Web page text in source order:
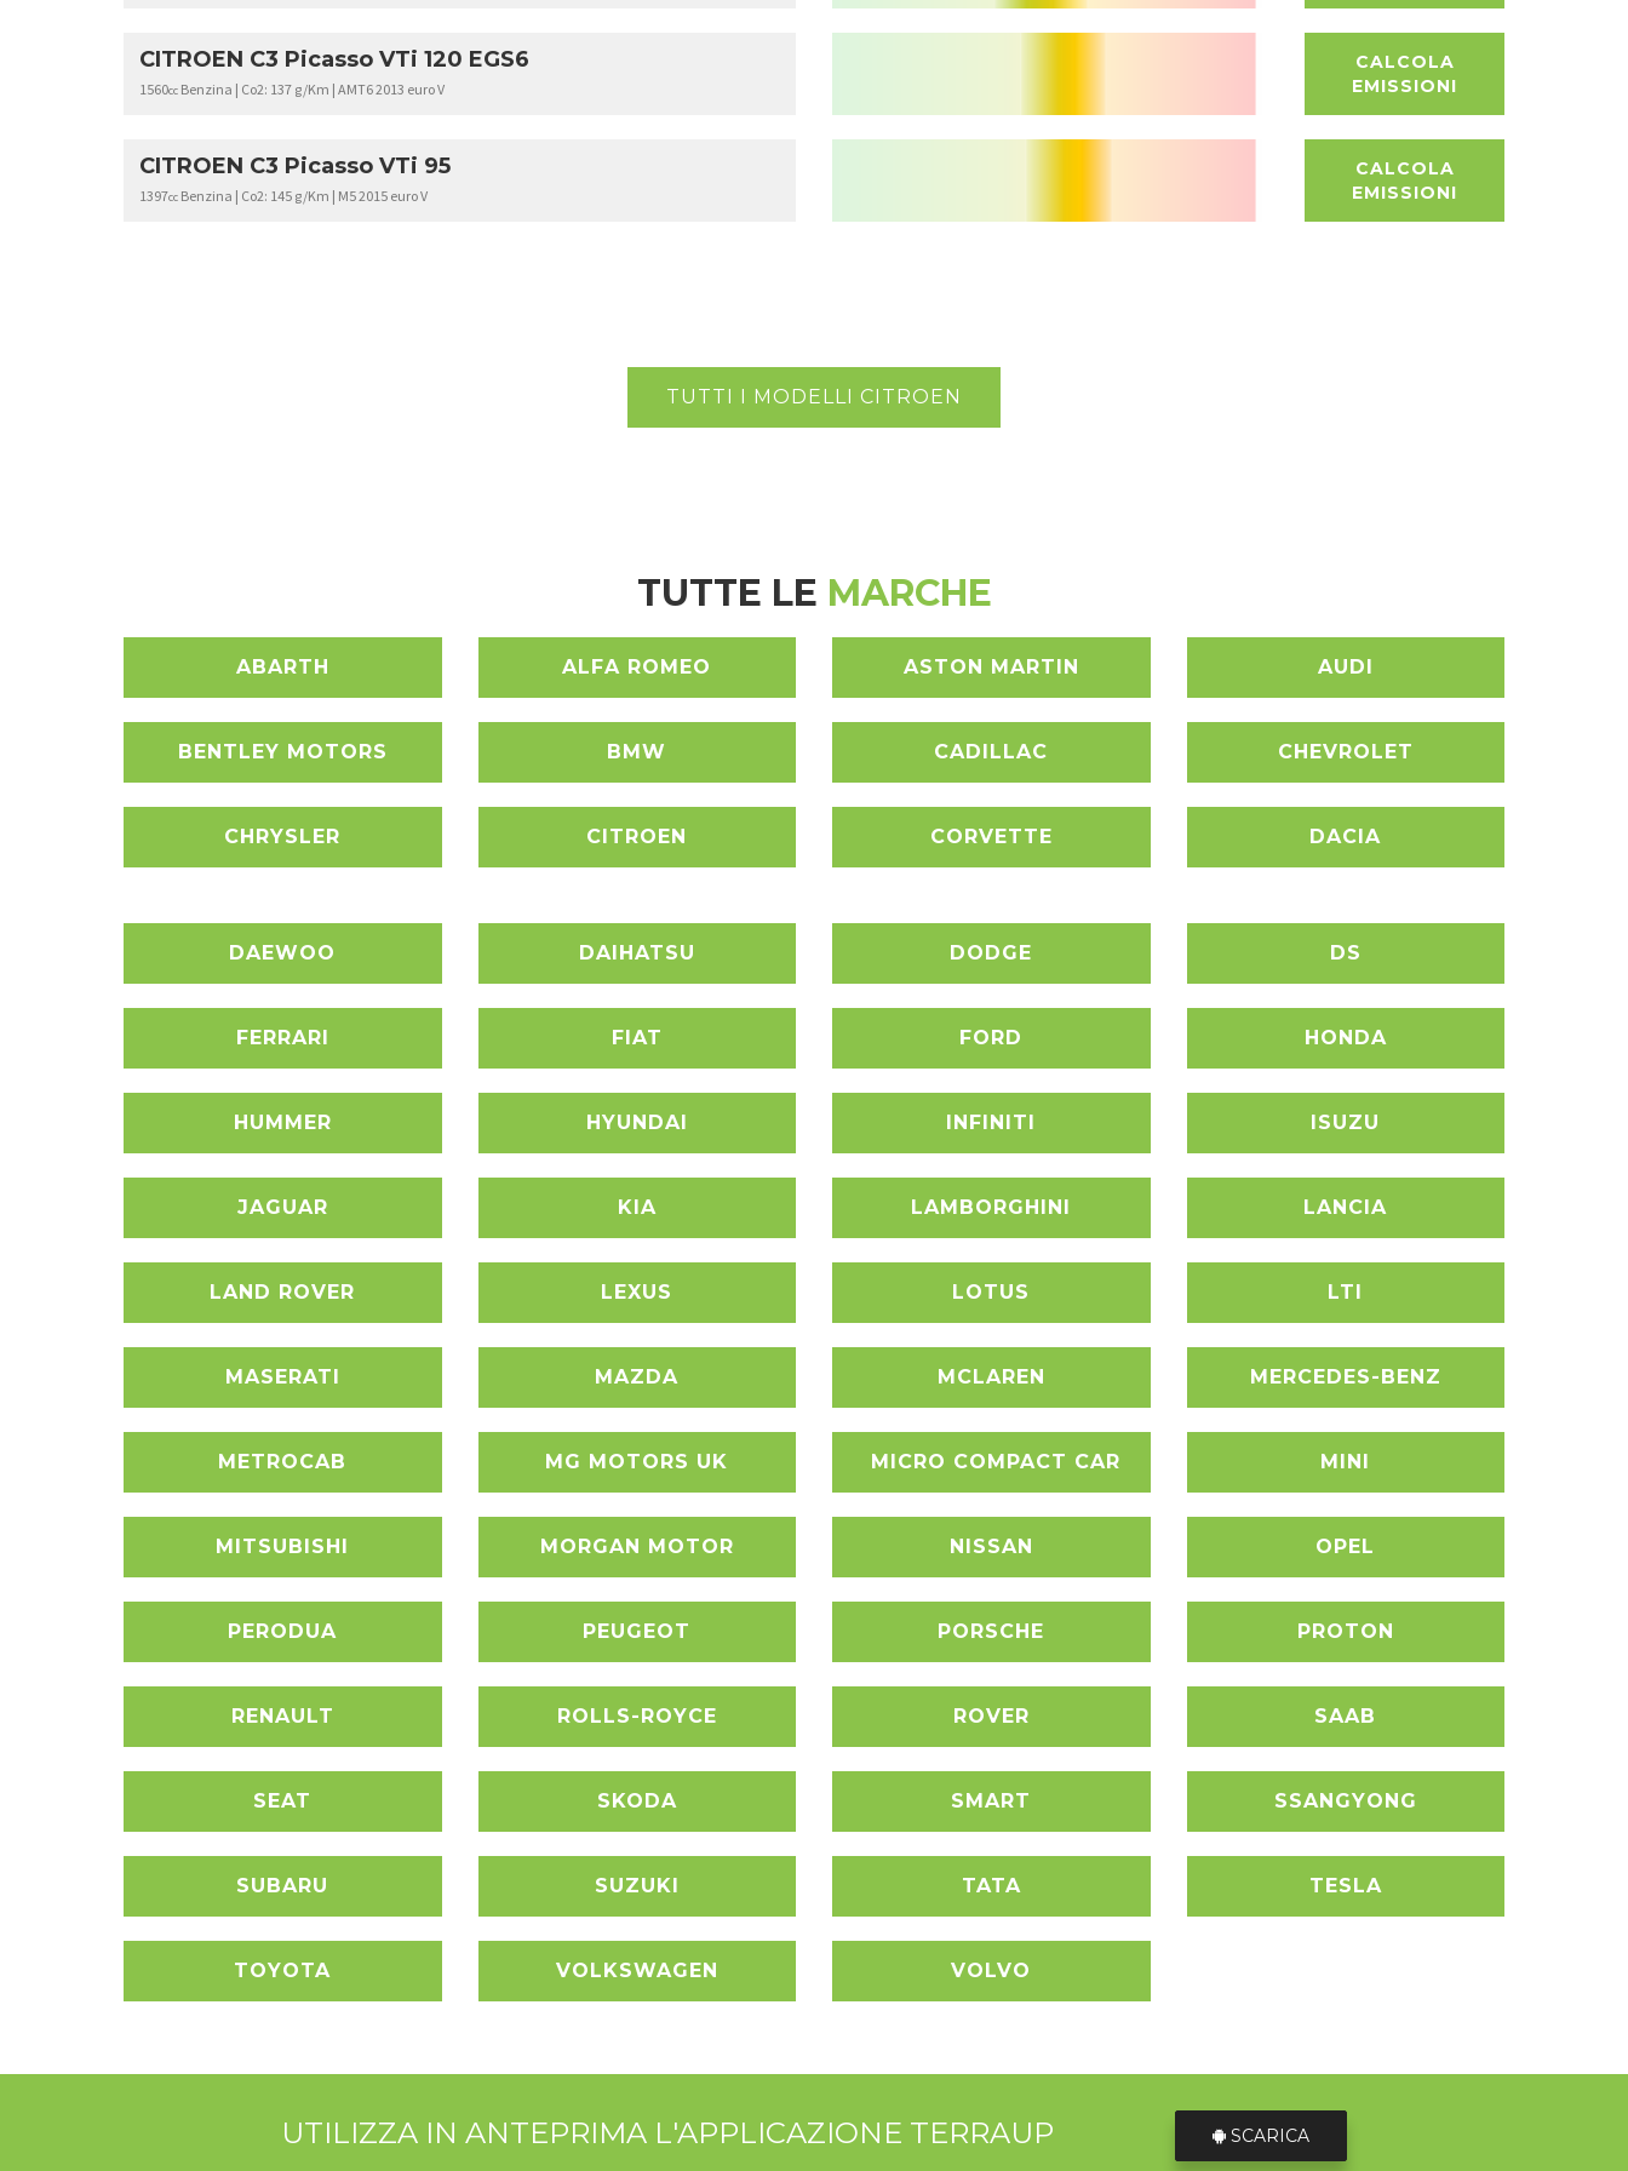
CITROEN C3 Picasso VTi 120 EGS6
1560cc Benzina | Co2: 137 g/Km | AMT6 2013 euro V
CALCOLA
EMISSIONI
CITROEN C3 Picasso VTi 95
1397cc Benzina | Co2: 145 g/Km | M5 2015 euro V
CALCOLA
EMISSIONI
TUTTI I MODELLI CITROEN
TUTTE LE MARCHE
ABARTH ALFA ROMEO ASTON MARTIN AUDI
BENTLEY MOTORS BMW CADILLAC CHEVROLET
CHRYSLER CITROEN CORVETTE DACIA
DAEWOO DAIHATSU DODGE DS
FERRARI FIAT FORD HONDA
HUMMER HYUNDAI INFINITI ISUZU
JAGUAR KIA LAMBORGHINI LANCIA
LAND ROVER LEXUS LOTUS LTI
MASERATI MAZDA MCLAREN MERCEDES-BENZ
METROCAB MG MOTORS UK MICRO COMPACT CAR MINI
MITSUBISHI MORGAN MOTOR NISSAN OPEL
PERODUA PEUGEOT PORSCHE PROTON
RENAULT ROLLS-ROYCE ROVER SAAB
SEAT SKODA SMART SSANGYONG
SUBARU SUZUKI TATA TESLA
TOYOTA VOLKSWAGEN VOLVO
UTILIZZA IN ANTEPRIMA L'APPLICAZIONE TERRAUP SCARICA